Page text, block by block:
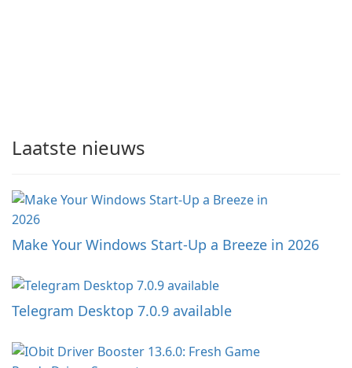
Laatste nieuws
Make Your Windows Start-Up a Breeze in 2026
Telegram Desktop 7.0.9 available